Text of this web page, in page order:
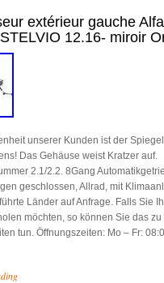
extérieur gauche Alfa
12.16- miroir
unserer Kunden ist der
Das Gehäuse weist Kratzer auf.
2.1/2.2. 8Gang
geschlossen, Allrad, mit
Länder auf Anfrage. Falls Sie
möchten, so können Sie das
tun. Öffnungszeiten: Mo – Fr: